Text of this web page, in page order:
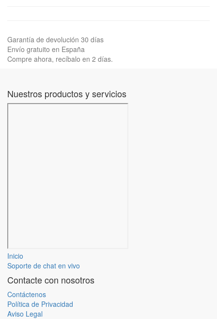
Garantía de devolución 30 días
Envío gratuito en España
Compre ahora, recíbalo en 2 días.
Nuestros productos y servicios
Inicio
Soporte de chat en vivo
Contacte con nosotros
Contáctenos
Política de Privacidad
Aviso Legal